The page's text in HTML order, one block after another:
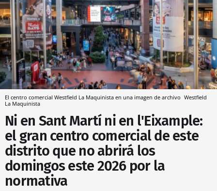
El centro comercial Westfield La Maquinista en una imagen de archivo Westfield
La Maquinista
Ni en Sant Martí ni en l'Eixample:
el gran centro comercial de este
distrito que no abrirá los
domingos este 2026 por la
normativa